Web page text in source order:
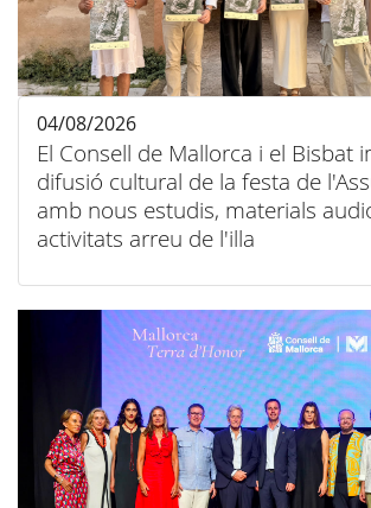
El Consell de Mallorca i el Bisbat
difusió cultural de la festa de
amb nous estudis, materials
activitats arreu de l'illa
04/08/2026